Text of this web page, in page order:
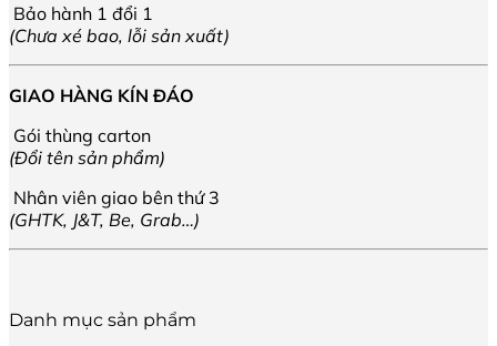
Bảo hành 1 đổi 1
(Chưa xé bao, lỗi sản xuất)
GIAO HÀNG KÍN ĐÁO
Gói thùng carton
(Đổi tên sản phẩm)
Nhân viên giao bên thứ 3
(GHTK, J&T, Be, Grab…)
Danh mục sản phẩm